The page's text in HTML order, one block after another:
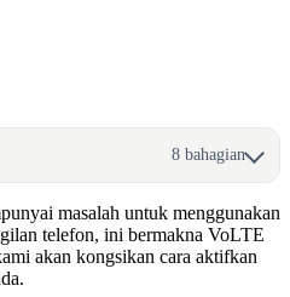
8 bahagian
masalah untuk menggunakan
telefon, ini bermakna VoLTE
akan kongsikan cara aktifkan